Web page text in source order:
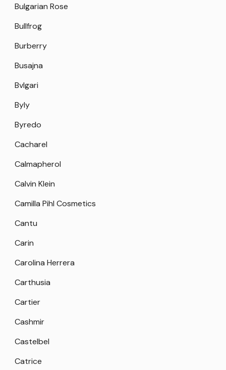
Bulgarian Rose
Bullfrog
Burberry
Busajna
Bvlgari
Byly
Byredo
Cacharel
Calmapherol
Calvin Klein
Camilla Pihl Cosmetics
Cantu
Carin
Carolina Herrera
Carthusia
Cartier
Cashmir
Castelbel
Catrice